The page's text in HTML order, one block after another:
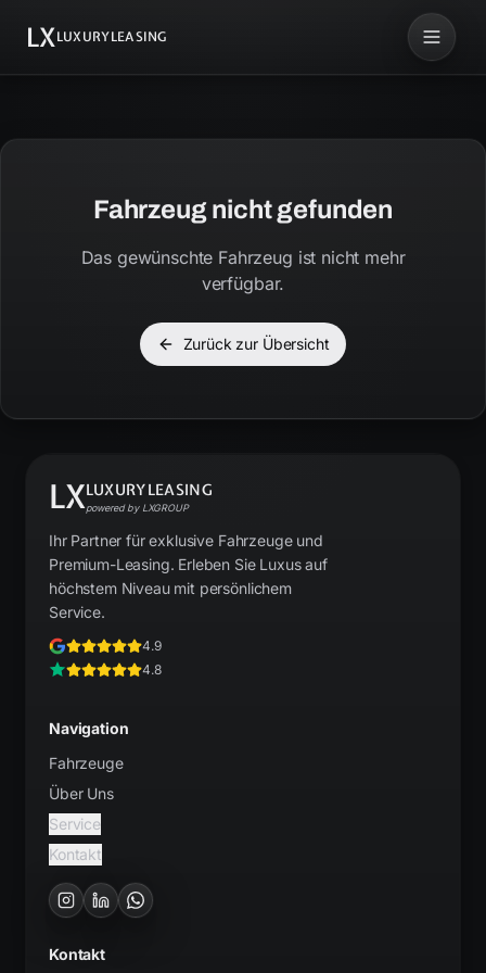
LXLUXURYLEASING
Fahrzeug nicht gefunden
Das gewünschte Fahrzeug ist nicht mehr
verfügbar.
Zurück zur Übersicht
LXLUXURYLEASING
powered by LXGROUP
Ihr Partner für exklusive Fahrzeuge und
Premium-Leasing. Erleben Sie Luxus auf
höchstem Niveau mit persönlichem
Service.
4.9
4.8
Navigation
Fahrzeuge
Über Uns
Service
Kontakt
Kontakt